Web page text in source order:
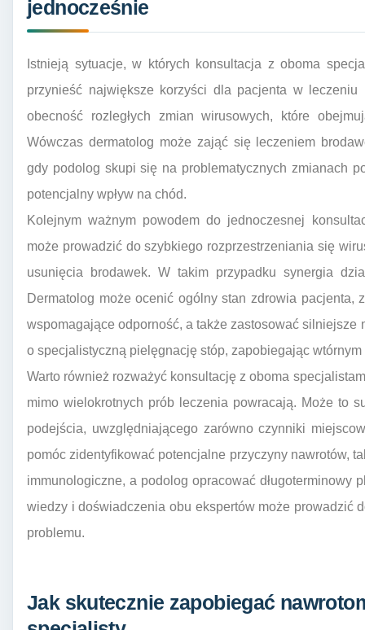
jednocześnie
Istnieją sytuacje, w których konsultacja z oboma
przynieść największe korzyści dla pacjenta w
obecność rozległych zmian wirusowych, które
Wówczas dermatolog może zająć się leczeniem
gdy podolog skupi się na problematycznych zmianach
potencjalny wpływ na chód.
Kolejnym ważnym powodem do jednoczesnej
może prowadzić do szybkiego rozprzestrzeniania się
usunięcia brodawek. W takim przypadku synergia
Dermatolog może ocenić ogólny stan zdrowia
wspomagające odporność, a także zastosować silniejsze
o specjalistyczną pielęgnację stóp, zapobiegając
Warto również rozważyć konsultację z oboma
mimo wielokrotnych prób leczenia powracają. Może to
podejścia, uwzględniającego zarówno czynniki
pomóc zidentyfikować potencjalne przyczyny nawrotów,
immunologiczne, a podolog opracować długoterminowy
wiedzy i doświadczenia obu ekspertów może prowadzić
problemu.
Jak skutecznie zapobiegać